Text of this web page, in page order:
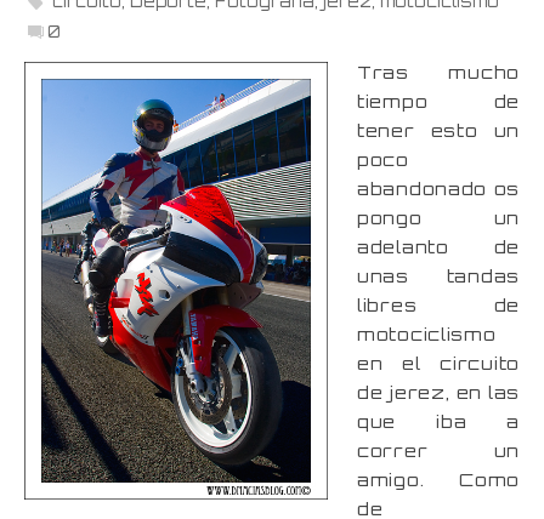
0
Tras mucho
tiempo de
tener esto un
poco
abandonado os
pongo un
adelanto de
unas tandas
libres de
motociclismo
en el circuito
de jerez, en las
que iba a
correr un
amigo. Como
de